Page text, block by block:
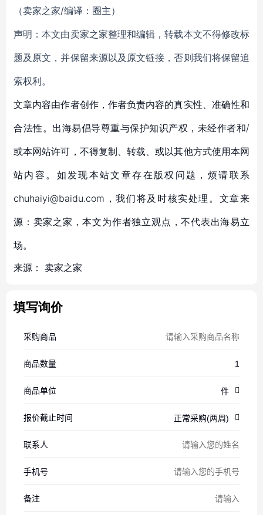
（卖家之家/编译：圈主）
声明：本文由卖家之家整理和编辑，转载本文不得修改标
题及原文，并保留来源以及原文链接，否则我们将保留追
索权利。
文章内容由作者创作，作者负责内容的真实性、准确性和
合法性。出海易倡导尊重与保护知识产权，未经作者和/
或本网站许可，不得复制、转载、或以其他方式使用本网
站内容。如发现本站文章存在版权问题，烦请联系
chuhaiyi@baidu.com，我们将及时核实处理。文章来
源：卖家之家，本文为作者独立观点，不代表出海易立
场。
来源： 卖家之家
填写询价